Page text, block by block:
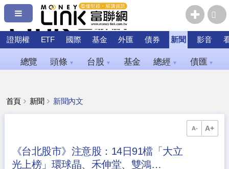
證期權 ETF 國際 基金 外匯 債券 新聞 影音
總覽 頭條 ▼ 台股 ▼ 基金 總經 ▼ 債匯 ▼
首頁 新聞 新聞內文
A- A+
《台北股市》注意股：14日91檔「大立
光上榜」環球晶、禾伸堂、雙鴻…